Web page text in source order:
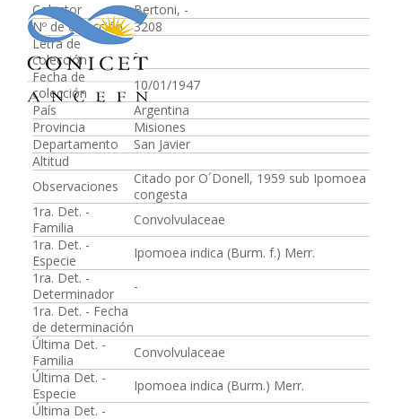
Colector
Bertoni, -
Nº de colección
3208
Letra de
colección
-
Fecha de
colección
10/01/1947
País
Argentina
Provincia
Misiones
Departamento
San Javier
Altitud
Observaciones
Citado por O´Donell, 1959 sub Ipomoea
congesta
1ra. Det. -
Familia
Convolvulaceae
1ra. Det. -
Especie
Ipomoea indica (Burm. f.) Merr.
1ra. Det. -
Determinador
-
1ra. Det. - Fecha
de determinación
Última Det. -
Familia
Convolvulaceae
Última Det. -
Especie
Ipomoea indica (Burm.) Merr.
Última Det. -